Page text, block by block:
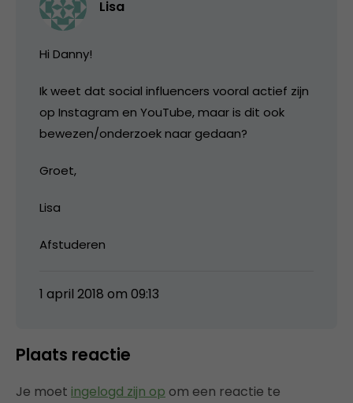
Lisa
Hi Danny!
Ik weet dat social influencers vooral actief zijn
op Instagram en YouTube, maar is dit ook
bewezen/onderzoek naar gedaan?
Groet,
Lisa
Afstuderen
1 april 2018 om 09:13
Plaats reactie
Je moet ingelogd zijn op om een reactie te